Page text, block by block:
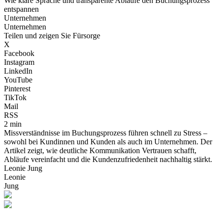
entspannen
Unternehmen
Unternehmen
Teilen und zeigen Sie Fürsorge
X
Facebook
Instagram
LinkedIn
YouTube
Pinterest
TikTok
Mail
RSS
2 min
Missverständnisse im Buchungsprozess führen schnell zu Stress –
sowohl bei Kundinnen und Kunden als auch im Unternehmen. Der
Artikel zeigt, wie deutliche Kommunikation Vertrauen schafft,
Abläufe vereinfacht und die Kundenzufriedenheit nachhaltig stärkt.
Leonie Jung
Leonie
Jung